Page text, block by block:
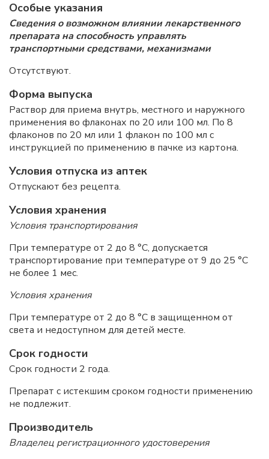
Особые указания
Сведения о возможном влиянии лекарственного
препарата на способность управлять
транспортными средствами, механизмами
Отсутствуют.
Форма выпуска
Раствор для приема внутрь, местного и наружного
применения во флаконах по 20 или 100 мл. По 8
флаконов по 20 мл или 1 флакон по 100 мл с
инструкцией по применению в пачке из картона.
Условия отпуска из аптек
Отпускают без рецепта.
Условия хранения
Условия транспортирования
При температуре от 2 до 8 °С, допускается
транспортирование при температуре от 9 до 25 °С
не более 1 мес.
Условия хранения
При температуре от 2 до 8 °С в защищенном от
света и недоступном для детей месте.
Срок годности
Срок годности 2 года.
Препарат с истекшим сроком годности применению
не подлежит.
Производитель
Владелец регистрационного удостоверения